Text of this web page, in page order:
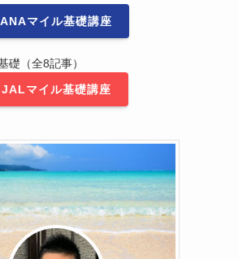
ANAマイル基礎講座
礎（全8記事）
JALマイル基礎講座